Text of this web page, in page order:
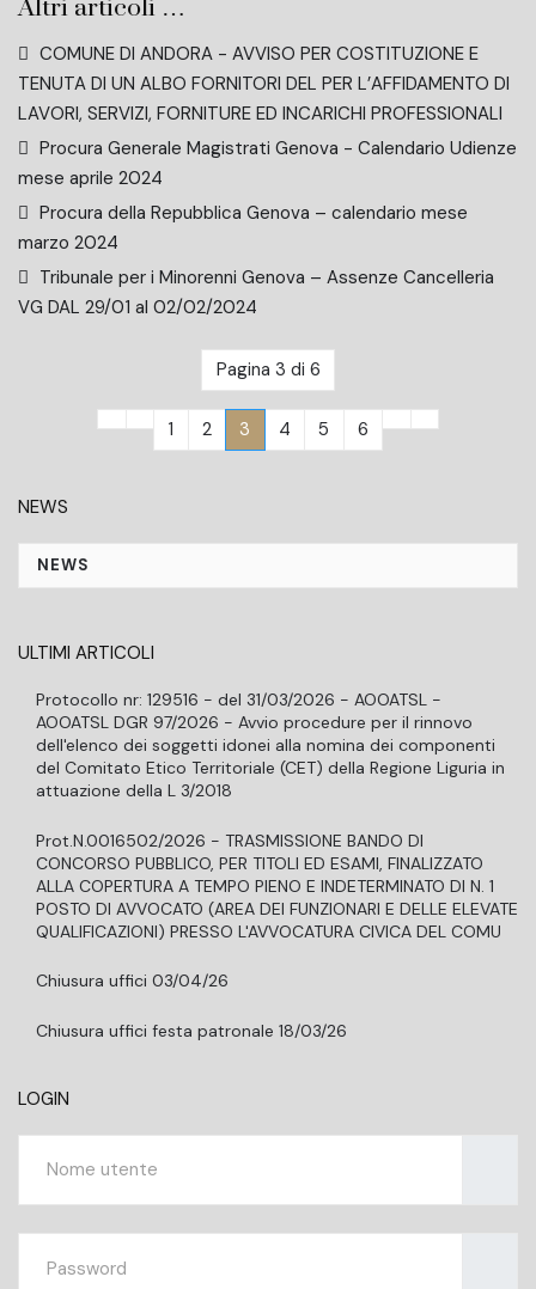
Altri articoli …
COMUNE DI ANDORA - AVVISO PER COSTITUZIONE E
TENUTA DI UN ALBO FORNITORI DEL PER L’AFFIDAMENTO DI
LAVORI, SERVIZI, FORNITURE ED INCARICHI PROFESSIONALI
Procura Generale Magistrati Genova - Calendario Udienze
mese aprile 2024
Procura della Repubblica Genova – calendario mese
marzo 2024
Tribunale per i Minorenni Genova – Assenze Cancelleria
VG DAL 29/01 al 02/02/2024
1 2 3 4 5 6
Pagina 3 di 6
NEWS
NEWS
ULTIMI ARTICOLI
Protocollo nr: 129516 - del 31/03/2026 - AOOATSL -
AOOATSL DGR 97/2026 - Avvio procedure per il rinnovo
dell'elenco dei soggetti idonei alla nomina dei componenti
del Comitato Etico Territoriale (CET) della Regione Liguria in
attuazione della L 3/2018
Prot.N.0016502/2026 - TRASMISSIONE BANDO DI
CONCORSO PUBBLICO, PER TITOLI ED ESAMI, FINALIZZATO
ALLA COPERTURA A TEMPO PIENO E INDETERMINATO DI N. 1
POSTO DI AVVOCATO (AREA DEI FUNZIONARI E DELLE ELEVATE
QUALIFICAZIONI) PRESSO L'AVVOCATURA CIVICA DEL COMU
Chiusura uffici 03/04/26
Chiusura uffici festa patronale 18/03/26
LOGIN